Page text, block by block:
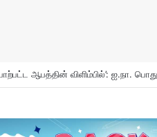
Now Easily Available Online in UAE